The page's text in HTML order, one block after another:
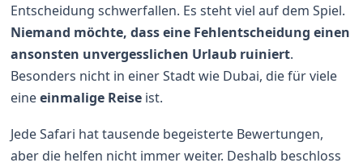
Entscheidung schwerfallen. Es steht viel auf dem Spiel.
Niemand möchte, dass eine Fehlentscheidung einen
ansonsten unvergesslichen Urlaub ruiniert.
Besonders nicht in einer Stadt wie Dubai, die für viele
eineeinmalige Reise ist.
Jede Safari hat tausende begeisterte Bewertungen,
aber die helfen nicht immer weiter. Deshalb beschloss